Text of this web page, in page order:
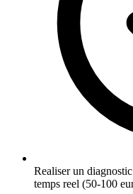
Realiser un
temps reel (50-100